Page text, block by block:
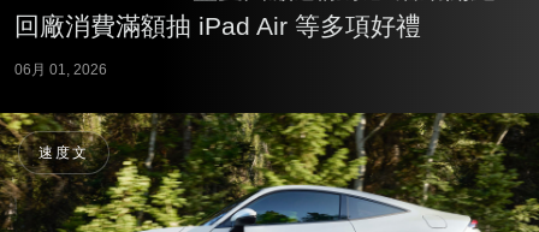
回廠消費滿額抽 iPad Air 等多項好禮
06月 01, 2026
速度文